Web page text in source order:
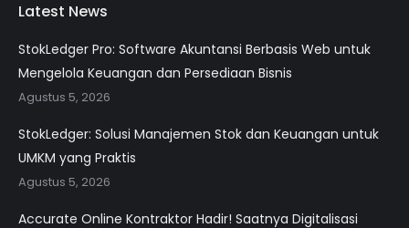
Latest News
StokLedger Pro: Software Akuntansi Berbasis Web untuk
Mengelola Keuangan dan Persediaan Bisnis
Agustus 5, 2026
StokLedger: Solusi Manajemen Stok dan Keuangan untuk
UMKM yang Praktis
Agustus 5, 2026
Accurate Online Kontraktor Hadir! Saatnya Digitalisasi